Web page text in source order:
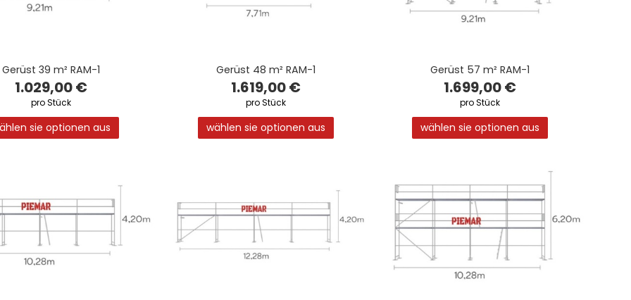
Gerüst 39 m² RAM-1
1.029,00 €
pro Stück
sie optionen aus
Gerüst 48 m² RAM-1
1.619,00 €
pro Stück
wählen sie optionen aus
Gerüst 57 m² RAM-1
1.699,00 €
pro Stück
wählen sie optionen aus